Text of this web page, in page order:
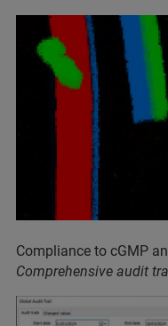
Compliance to cGMP
Comprehensive audit